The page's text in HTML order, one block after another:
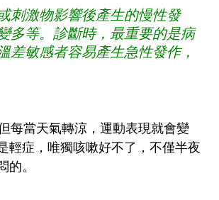
刺激物影響後產生的慢性發
多等。診斷時，最重要的是病
差敏感者容易產生急性發作，
每當天氣轉涼，運動表現就會變
輕症，唯獨咳嗽好不了，不僅半夜
。